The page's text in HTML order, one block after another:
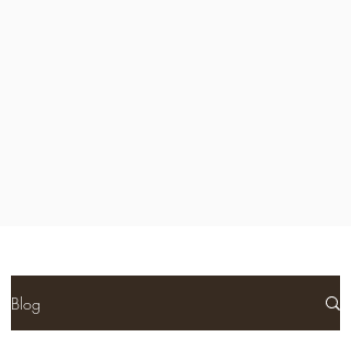
Blog